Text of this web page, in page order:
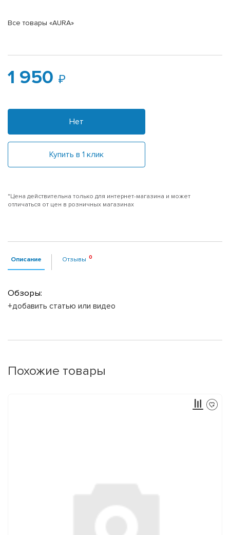
Все товары «AURA»
1 950
Нет
Купить в 1 клик
*Цена действительна только для интернет-магазина и может
отличаться от цен в розничных магазинах
Описание Отзывы
Обзоры:
+добавить статью или видео
Похожие товары